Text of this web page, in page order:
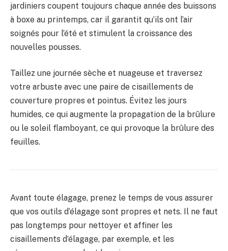
jardiniers coupent toujours chaque année des buissons
à boxe au printemps, car il garantit qu’ils ont l’air
soignés pour l’été et stimulent la croissance des
nouvelles pousses.
Taillez une journée sèche et nuageuse et traversez
votre arbuste avec une paire de cisaillements de
couverture propres et pointus. Évitez les jours
humides, ce qui augmente la propagation de la brûlure
ou le soleil flamboyant, ce qui provoque la brûlure des
feuilles.
Avant toute élagage, prenez le temps de vous assurer
que vos outils d’élagage sont propres et nets. Il ne faut
pas longtemps pour nettoyer et affiner les
cisaillements d’élagage, par exemple, et les